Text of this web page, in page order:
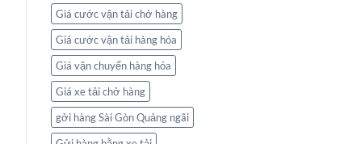
Giá cước vận tải chở hàng
Giá cước vận tải hàng hóa
Giá vận chuyển hàng hóa
Giá xe tải chở hàng
gởi hàng Sài Gòn Quảng ngãi